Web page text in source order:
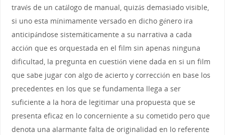
través de un catálogo de manual, quizás demasiado visible,
si uno esta mínimamente versado en dicho género ira
anticipándose sistemáticamente a su narrativa a cada
acción que es orquestada en el film sin apenas ninguna
dificultad, la pregunta en cuestión viene dada en si un film
que sabe jugar con algo de acierto y corrección en base los
precedentes en los que se fundamenta llega a ser
suficiente a la hora de legitimar una propuesta que se
presenta eficaz en lo concerniente a su cometido pero que
denota una alarmante falta de originalidad en lo referente